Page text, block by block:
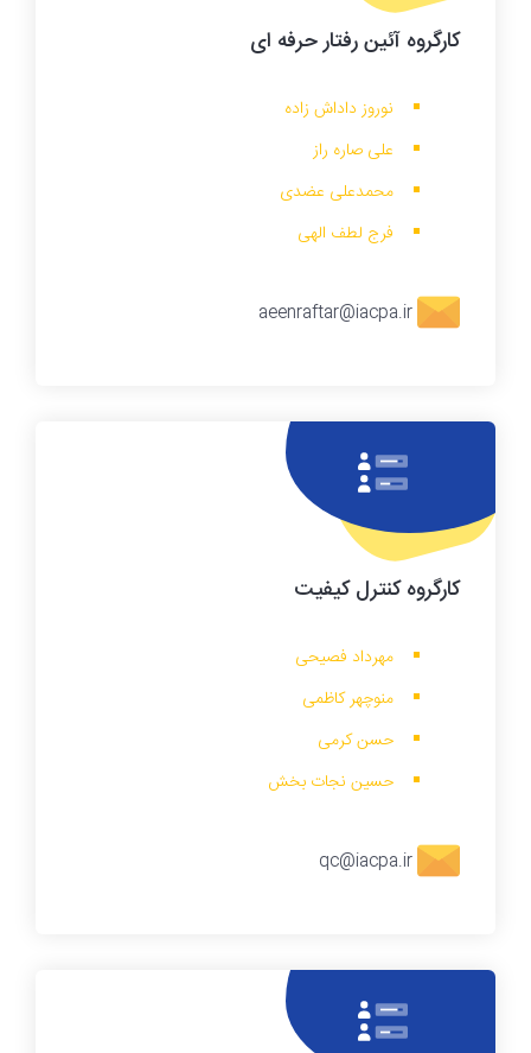
کارگروه آئین رفتار حرفه ای
نوروز داداش زاده
علی صاره راز
محمدعلی عضدی
فرج لطف الهی
aeenraftar@iacpa.ir
کارگروهکنترل کیفیت
مهرداد فصیحی
منوچهر کاظمی
حسن کرمی
حسین نجات بخش
qc@iacpa.ir